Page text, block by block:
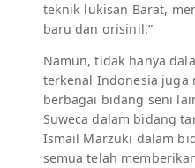
teknik lukisan Barat,
baru dan orisinil.”
Namun, tidak hanya
terkenal Indonesia juga
berbagai bidang seni
Suweca dalam bidang
Ismail Marzuki dalam
semua telah